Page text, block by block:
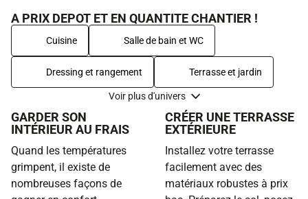
A PRIX DEPOT ET EN QUANTITE CHANTIER !
Cuisine Salle de bain et WC
Dressing et rangement Terrasse et jardin
Voir plus d'univers
GARDER SON
INTÉRIEUR AU FRAIS
Quand les températures
grimpent, il existe de
nombreuses façons de
CRÉER UNE TERRASSE
EXTÉRIEURE
Installez votre terrasse
facilement avec des
matériaux robustes à prix